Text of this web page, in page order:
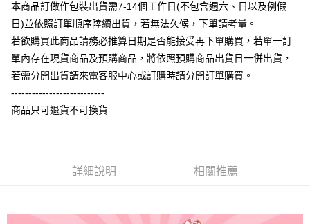
1.本服務由台灣大哥大提供，台灣大哥大用戶可立即使用無須另外申請。
2.付款方式選擇「大哥付你分期」，訂單成立後會自動跳轉到大哥付的交易
流程，驗證手機門號後，選擇欲分期的期數、繳款截止日，確認付款後即完
成交易。
3.實際核准額度、可分期數及費用金額請依後續交易確認頁面所載為準。
4.訂單成立30分鐘內，如未前往確認交易或遇審核未通過，訂單將自動取
【繳款方式說明】
AFTEE先享後付
相關說明
【關於「AFTEE先享後付」】
AFTEE先享後付是「在收到商品之後才付款」的支付方式。 讓您購物簡單
１．簡單：不需註冊會員、不需綁卡、不需儲值。
２．便利：只要手機號碼，簡訊認證，即可結帳。
３．安心：先確認商品／服務後，再付款。
２．訂單成立數日內，您將收到繳費通知簡訊。
３．收到繳費通知簡訊後14天內，點擊此簡訊中的連結，可透過四大超商／
購買商品的店家。未經商家同意取消之訂單仍視為有效，需透過AFTEE先享
ATM付款
全家付款取貨
每筆NT$60，滿NT$899(含以上)免運費
每筆NT$65，滿NT$899(含以上)免運費
本商品訂做作包裝出貨需7-14個工作日(不包含週六、日以及例假
日)並依照訂單順序陸續出貨，若無法久候，下單請考量。
若欲購買此商品請務必推算日期是否能接受再下單購買，若單一訂
單內存在現貨商品及預購商品，將依照預購商品出貨日一併出貨，
若需分開出貨請來電客服中心或訂購時請分開訂單購買。
---------------------------
商品只可退貨不可換貨
詳細說明 相關推薦